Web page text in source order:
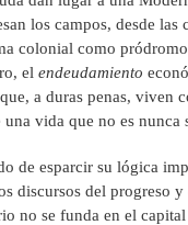
los campos, desde las
colonial como
el endeudamiento
a duras penas, viven
una vida que no es nunca
de esparcir su lógica
discursos del progreso
no se funda en el